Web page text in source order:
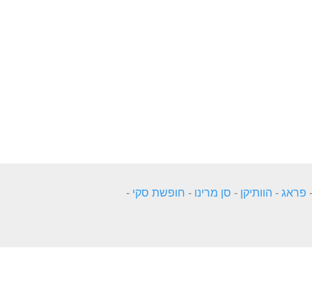
- פראג - הוותיקן - סן מרינו - חופשת סקי -